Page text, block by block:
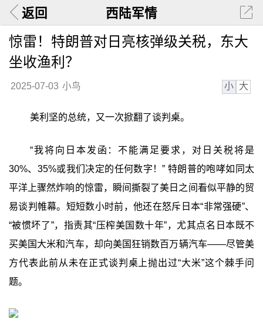
返回 西陆军情
惊雷！特朗普对日亮核弹级关税，东大
坐收渔利？
2025-07-03 小鸟 小 大
美利坚的总统，又一次掀翻了谈判桌。
“我将向日本发函：不能满足要求，对日关税将是
30%、35%或我们决定的任何数字！” 特朗普的咆哮如同太
平洋上骤然炸响的惊雷，瞬间撕裂了美日之间看似平静的贸
易谈判帷幕。短短数小时前，他还在怒斥日本“非常强硬”、
“被惯坏了”，指责其“压榨美国数十年”，尤其点名日本既不
买美国大米和汽车，却向美国狂销数百万辆汽车——尽管美
方代表此前从未在正式谈判桌上抛出过“大米”这个棘手问
题。